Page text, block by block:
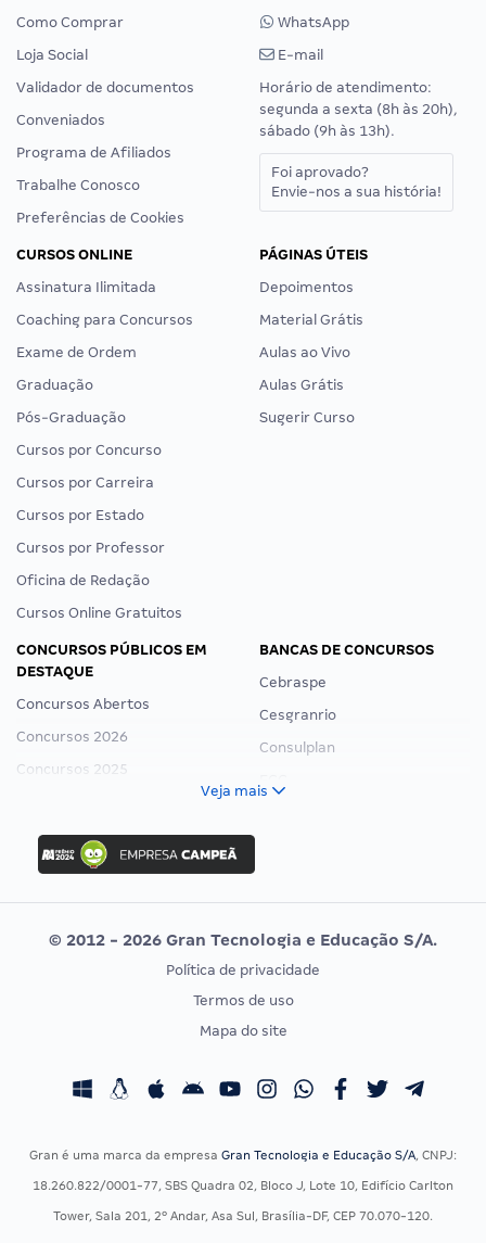
Como Comprar
Loja Social
Validador de documentos
Conveniados
Programa de Afiliados
Trabalhe Conosco
Preferências de Cookies
WhatsApp
E-mail
Horário de atendimento:
segunda a sexta (8h às 20h),
sábado (9h às 13h).
Foi aprovado?
Envie-nos a sua história!
CURSOS ONLINE
Assinatura Ilimitada
Coaching para Concursos
Exame de Ordem
Graduação
Pós-Graduação
Cursos por Concurso
Cursos por Carreira
Cursos por Estado
Cursos por Professor
Oficina de Redação
Cursos Online Gratuitos
PÁGINAS ÚTEIS
Depoimentos
Material Grátis
Aulas ao Vivo
Aulas Grátis
Sugerir Curso
CONCURSOS PÚBLICOS EM
DESTAQUE
Concursos Abertos
Concursos 2026
Concursos 2025
Concurso Ibama
Concurso MPU
Editais publicados
BANCAS DE CONCURSOS
Cebraspe
Cesgranrio
Consulplan
Vunesp
CONCURSOS POR PROFISSÃO
Concursos Fiscais
Concursos Saúde
EXAME DE ORDEM
Calendário OAB
Veja mais
© 2012 - 2026 Gran Tecnologia e Educação S/A.
Política de privacidade
Termos de uso
Mapa do site
Gran é uma marca da empresa Gran Tecnologia e Educação S/A, CNPJ:
18.260.822/0001-77, SBS Quadra 02, Bloco J, Lote 10, Edifício Carlton
Tower, Sala 201, 2º Andar, Asa Sul, Brasília-DF, CEP 70.070-120.